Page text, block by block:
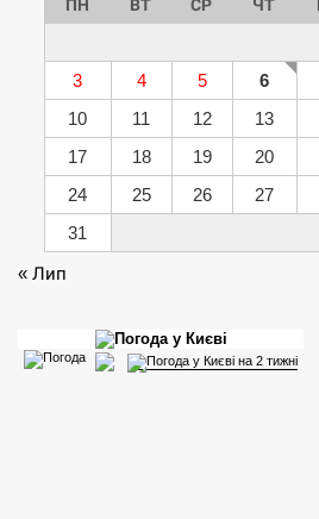
ПН ВТ СР ЧТ
3
4 5 6
10
11 12 13
17
18 19 20
24
25 26 27
31
« Лип